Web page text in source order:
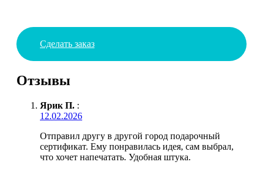
Сделать заказ
Отзывы
Ярик П. :
12.02.2026
Отправил другу в другой город подарочный
сертификат. Ему понравилась идея, сам выбрал,
что хочет напечатать. Удобная штука.